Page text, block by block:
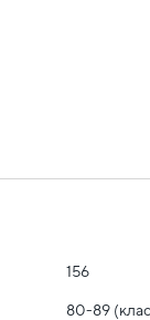
156
80-89